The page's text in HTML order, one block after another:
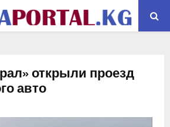
открыли проезд
авто